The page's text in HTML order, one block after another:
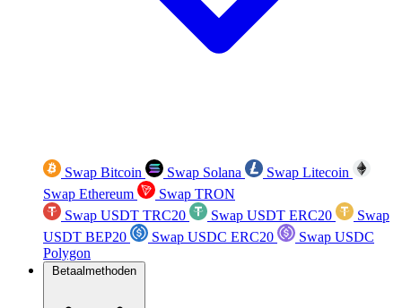
Swap Bitcoin Swap Solana
Swap Litecoin
Swap Ethereum
Swap TRON
Swap USDT TRC20
Swap USDT ERC20
Swap
USDT BEP20
Swap USDC ERC20
Swap USDC
Polygon
Betaalmethoden